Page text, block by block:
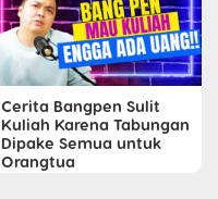
Cerita Bangpen Sulit
Kuliah Karena Tabungan
Dipake Semua untuk
Orangtua